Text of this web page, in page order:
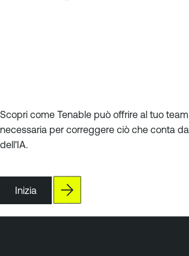
Scopri come Tenable può offrire al tuo
necessaria per correggere ciò che conta
dell'IA.
Inizia